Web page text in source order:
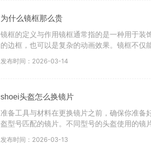
为什么镜框那么贵
镜框的定义与作用镜框通常指的是一种用于
的边框，也可以是复杂的动画效果。镜框不仅
发布时间：2026-03-14
shoei头盔怎么换镜片
准备工具与材料在更换镜片之前，确保你准
盔型号匹配的镜片。不同型号的头盔使用的镜
发布时间：2026-03-13